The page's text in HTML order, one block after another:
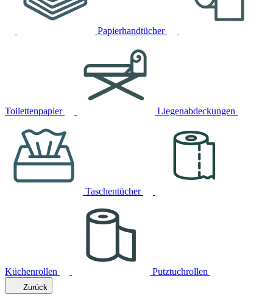
Papierhandtücher
Toilettenpapier Liegenabdeckungen
Taschentücher
Küchenrollen Putztuchrollen
Zurück